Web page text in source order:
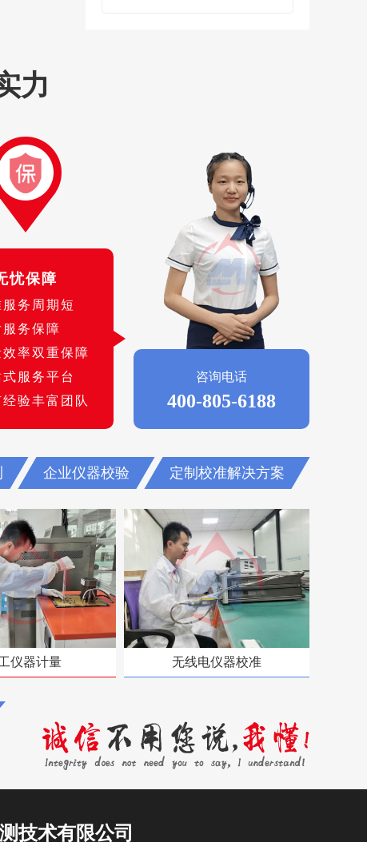
力
忧保障
务周期短
服务保障
效率双重保障
服务平台
经验丰富团队
咨询电话
400-805-6188
企业仪器校验 定制校准解决方案
仪器计量 无线电仪器校准
技术有限公司